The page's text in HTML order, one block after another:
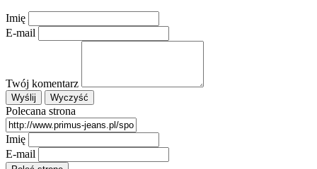
Imię
E-mail
Twój komentarz
Polecana strona
Imię
E-mail